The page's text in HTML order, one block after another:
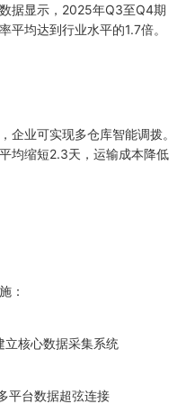
据显示，2025年Q3至Q4期
平均达到行业水平的1.7倍。
企业可实现多仓库智能调拨。
均缩短2.3天，运输成本降低
：
立核心数据采集系统
平台数据超弦连接